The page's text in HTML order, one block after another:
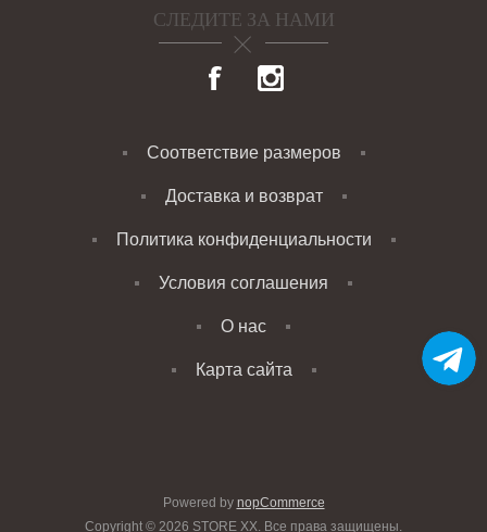
СЛЕДИТЕ ЗА НАМИ
Соответствие размеров
Доставка и возврат
Политика конфиденциальности
Условия соглашения
О нас
Карта сайта
Powered by nopCommerce
Copyright © 2026 STORE XX. Все права защищены.